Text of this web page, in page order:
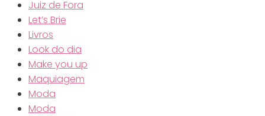
Juiz de Fora
Let’s Brie
Livros
Look do dia
Make you up
Maquiagem
Moda
Moda